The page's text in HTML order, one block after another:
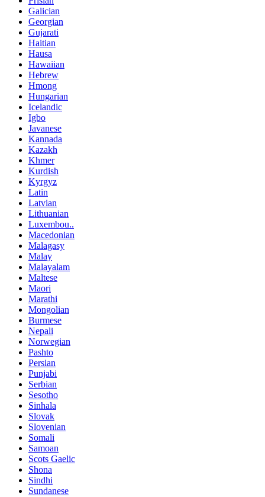
Galician
Georgian
Gujarati
Haitian
Hausa
Hawaiian
Hebrew
Hmong
Hungarian
Icelandic
Igbo
Javanese
Kannada
Kazakh
Khmer
Kurdish
Kyrgyz
Latin
Latvian
Lithuanian
Luxembou..
Macedonian
Malagasy
Malay
Malayalam
Maltese
Maori
Marathi
Mongolian
Burmese
Nepali
Norwegian
Pashto
Persian
Punjabi
Serbian
Sesotho
Sinhala
Slovak
Slovenian
Somali
Samoan
Scots Gaelic
Shona
Sindhi
Sundanese